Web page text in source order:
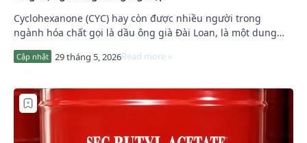
Cyclohexanone (CYC) hay còn được nhiều người trong
ngành hóa chất gọi là dầu ông già Đài Loan, là một dung
môi công nghiệp thuộc nhóm ketone vòng c…